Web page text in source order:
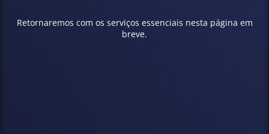
Retornaremos com os serviços essenciais nesta página em
breve.